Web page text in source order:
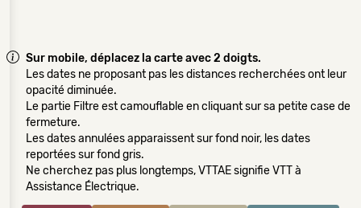
Sur mobile, déplacez la carte avec 2 doigts.
Les dates ne proposant pas les distances recherchées ont leur
opacité diminuée.
Le partie Filtre est camouflable en cliquant sur sa petite case de
fermeture.
Les dates annulées apparaissent sur fond noir, les dates
reportées sur fond gris.
Ne cherchez pas plus longtemps, VTTAE signifie VTT à
Assistance Électrique.